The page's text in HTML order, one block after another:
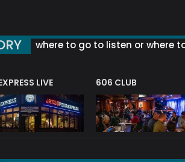
where to go to listen or where
LIVE 606 CLUB